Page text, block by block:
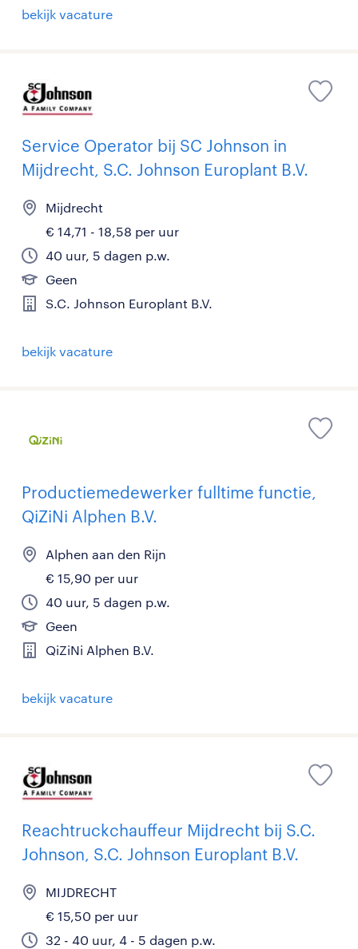
bekijk vacature
Service Operator bij SC Johnson in
Mijdrecht, S.C. Johnson Europlant B.V.
Mijdrecht
€ 14,71 - 18,58 per uur
40 uur, 5 dagen p.w.
Geen
S.C. Johnson Europlant B.V.
bekijk vacature
Productiemedewerker fulltime functie,
QiZiNi Alphen B.V.
Alphen aan den Rijn
€ 15,90 per uur
40 uur, 5 dagen p.w.
Geen
QiZiNi Alphen B.V.
bekijk vacature
Reachtruckchauffeur Mijdrecht bij S.C.
Johnson, S.C. Johnson Europlant B.V.
MIJDRECHT
€ 15,50 per uur
32 - 40 uur, 4 - 5 dagen p.w.